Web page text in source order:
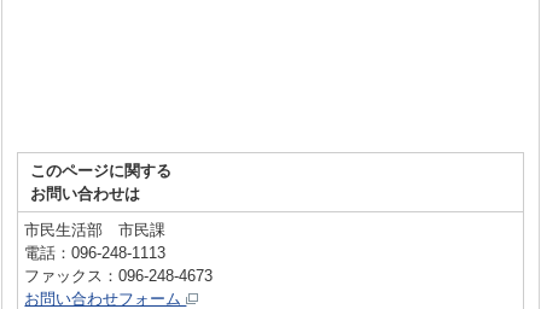
このページに関する
お問い合わせは
市民生活部 市民課
電話：096-248-1113
ファックス：096-248-4673
お問い合わせフォーム